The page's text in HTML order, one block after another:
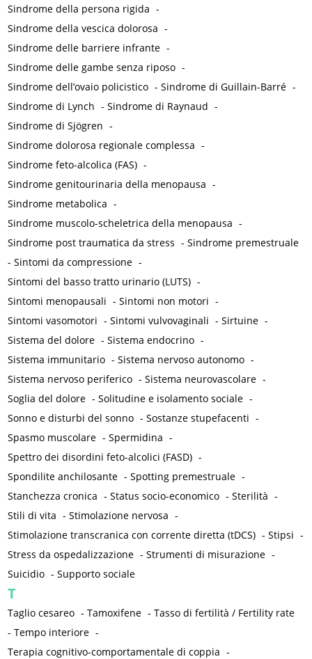
Sindrome della persona rigida -
Sindrome della vescica dolorosa -
Sindrome delle barriere infrante -
Sindrome delle gambe senza riposo -
Sindrome dell’ovaio policistico -Sindrome di Guillain-Barré -
Sindrome di Lynch -Sindrome di Raynaud -
Sindrome di Sjögren -
Sindrome dolorosa regionale complessa -
Sindrome feto-alcolica (FAS) -
Sindrome genitourinaria della menopausa -
Sindrome metabolica -
Sindrome muscolo-scheletrica della menopausa -
Sindrome post traumatica da stress -Sindrome premestruale
-Sintomi da compressione -
Sintomi del basso tratto urinario (LUTS) -
Sintomi menopausali -Sintomi non motori -
Sintomi vasomotori -Sintomi vulvovaginali -Sirtuine -
Sistema del dolore -Sistema endocrino -
Sistema immunitario -Sistema nervoso autonomo -
Sistema nervoso periferico -Sistema neurovascolare -
Soglia del dolore -Solitudine e isolamento sociale -
Sonno e disturbi del sonno -Sostanze stupefacenti -
Spasmo muscolare -Spermidina -
Spettro dei disordini feto-alcolici (FASD) -
Spondilite anchilosante -Spotting premestruale -
Stanchezza cronica -Status socio-economico -Sterilità -
Stili di vita -Stimolazione nervosa -
Stimolazione transcranica con corrente diretta (tDCS) -Stipsi -
Stress da ospedalizzazione -Strumenti di misurazione -
Suicidio -Supporto sociale
T
Taglio cesareo -Tamoxifene -Tasso di fertilità / Fertility rate
-Tempo interiore -
Terapia cognitivo-comportamentale di coppia -